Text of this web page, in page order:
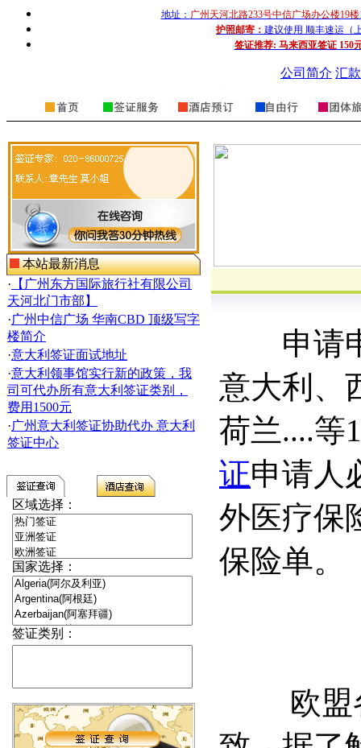
地址： 广州天河北路233号中信广场办公楼19
护照邮寄： 建议使用 顺丰速运（
签证推荐: 马来西亚签证 150
公司简介 汇
本站最新消息
· 【广州东方国际旅行社有限公司
天河北门市部】
·广州中信广场 华南CBD 顶级写字
楼简介
·意大利签证面试地址
·意大利领事馆实行新的政策，我
司可代办所有意大利签证类别，
费用1500元
·广州意大利签证协助代办 意大利
签证中心
区域选择：
国家选择：
签证类别：
申请
意大利、
荷兰....等
证申请人
外医疗保
保险单。
欧盟各